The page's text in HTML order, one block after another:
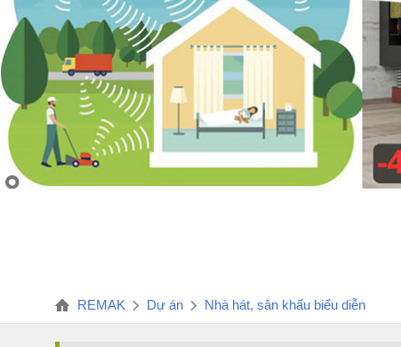
REMAK Dự án Nhà hát, sân khấu biểu diễn